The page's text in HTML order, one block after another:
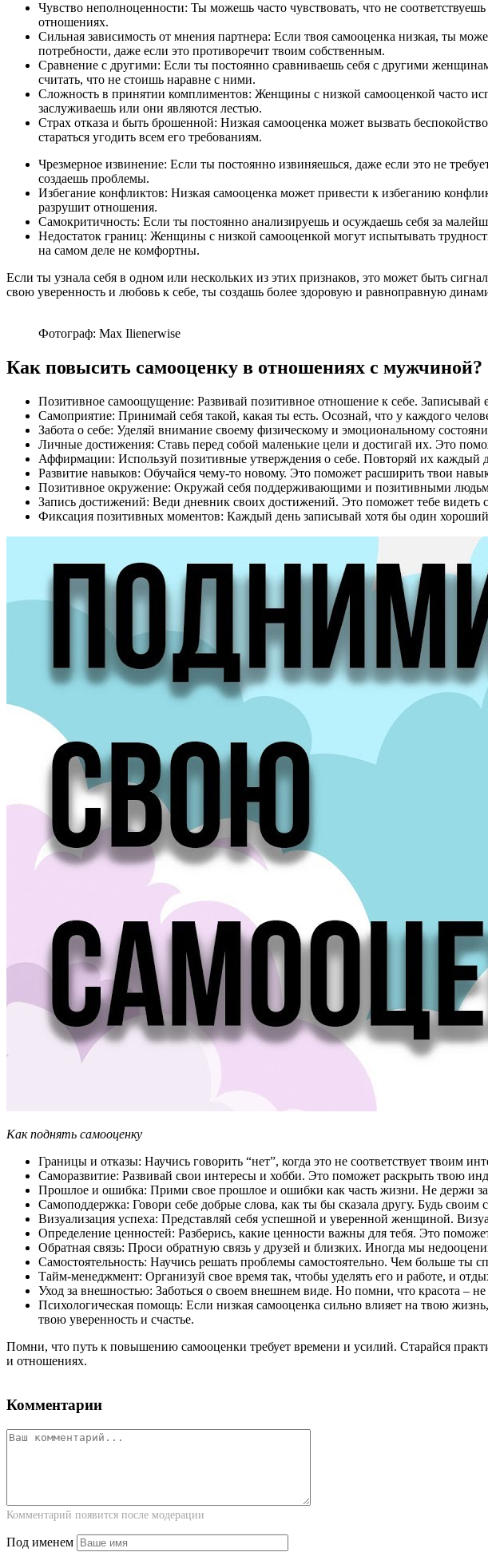
Чувство неполноценности: Ты можешь часто чувствовать, что не
отношениях.
Сильная зависимость от мнения партнера: Если твоя самооценка низкая, ты
потребности, даже если это противоречит твоим собственным.
Сравнение с другими: Если ты постоянно сравниваешь себя с другими
считать, что не стоишь наравне с ними.
Сложность в принятии комплиментов: Женщины с низкой самооценкой часто
заслуживаешь или они являются лестью.
Страх отказа и быть брошенной: Низкая самооценка может вызвать
стараться угодить всем его требованиям.
Чрезмерное извинение: Если ты постоянно извиняешься, даже если это не
создаешь проблемы.
Избегание конфликтов: Низкая самооценка может привести к избеганию
разрушит отношения.
Самокритичность: Если ты постоянно анализируешь и осуждаешь себя за
Недостаток границ: Женщины с низкой самооценкой могут испытывать
на самом деле не комфортны.
Если ты узнала себя в одном или нескольких из этих признаков, это может быть
свою уверенность и любовь к себе, ты создашь более здоровую и равноправную
Фотограф: Max Ilienerwise
Как повысить самооценку в отношениях с мужчиной?
Позитивное самоощущение: Развивай позитивное отношение к себе.
Самоприятие: Принимай себя такой, какая ты есть. Осознай, что у каждого
Забота о себе: Уделяй внимание своему физическому и эмоциональному
Личные достижения: Ставь перед собой маленькие цели и достигай их. Это
Аффирмации: Используй позитивные утверждения о себе. Повторяй их каждый
Развитие навыков: Обучайся чему-то новому. Это поможет расширить твои
Позитивное окружение: Окружай себя поддерживающими и позитивными
Запись достижений: Веди дневник своих достижений. Это поможет тебе видеть
Фиксация позитивных моментов: Каждый день записывай хотя бы один
Как поднять самооценку
Границы и отказы: Научись говорить “нет”, когда это не соответствует твоим
Саморазвитие: Развивай свои интересы и хобби. Это поможет раскрыть твою
Прошлое и ошибка: Прими свое прошлое и ошибки как часть жизни. Не держи
Самоподдержка: Говори себе добрые слова, как ты бы сказала другу. Будь
Визуализация успеха: Представляй себя успешной и уверенной женщиной.
Определение ценностей: Разберись, какие ценности важны для тебя. Это
Обратная связь: Проси обратную связь у друзей и близких. Иногда мы
Самостоятельность: Научись решать проблемы самостоятельно. Чем больше ты
Тайм-менеджмент: Организуй свое время так, чтобы уделять его и работе, и
Уход за внешностью: Заботься о своем внешнем виде. Но помни, что красота –
Психологическая помощь: Если низкая самооценка сильно влияет на твою
твою уверенность и счастье.
Помни, что путь к повышению самооценки требует времени и усилий. Старайся
и отношениях.
Комментарии
Комментарий появится после модерации
Под именем